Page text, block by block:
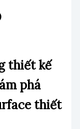
thiết kế
phá
thiết